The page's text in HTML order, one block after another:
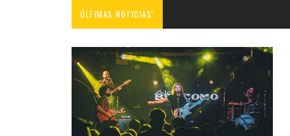
ÚLTIMAS NOTICIAS'